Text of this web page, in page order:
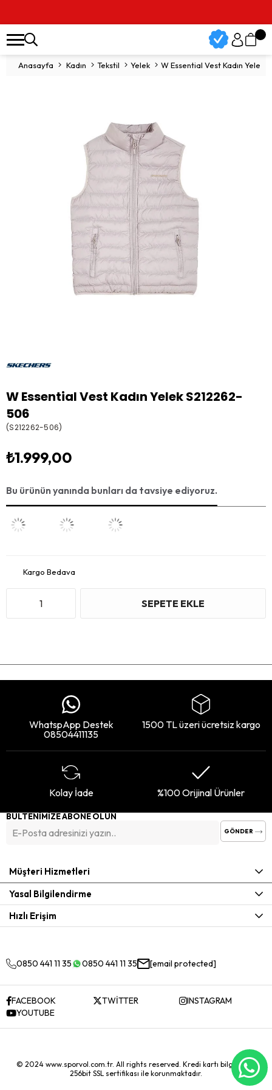
Anasayfa Kadın Tekstil Yelek W Essential Vest Kadın Yelek
W Essential Vest Kadın Yelek S212262-
506
(S212262-506)
₺1.999,00
Bu ürünün yanında bunları da tavsiye ediyoruz.
Kargo Bedava
WhatspApp Destek
08504411135
1500 TL üzeri ücretsiz kargo
Kolay İade %100 Orijinal Ürünler
BÜLTENİMİZE ABONE OLUN
GÖNDER
Müşteri Hizmetleri
Yasal Bilgilendirme
Hızlı Erişim
0850 441 11 35 0850 441 11 35 [email protected]
FACEBOOK TWİTTER
INSTAGRAM
YOUTUBE
© 2024 www.sporvol.com.tr. All rights reserved. Kredi kartı bilgileriniz
256bit SSL sertifikası ile korunmaktadır.